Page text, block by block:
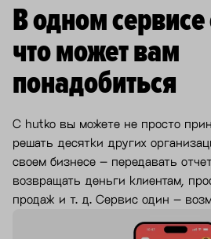
В одном сервисе
что может вам
понадобиться
С hutko вы можете не просто
решать десятки других
своем бизнесе – передавать
возвращать деньги клиентам,
продаж и т. д. Сервис один –